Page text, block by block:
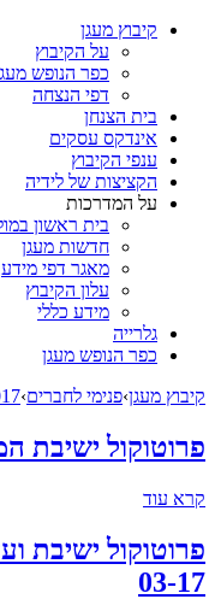
קיבוץ מעגן
על הקיבוץ
כפר הנופש
דפי הנצחה
בית הצנחן
אינדקס עסקים
ענפי הקיבוץ
הקציצות של לידיה
על המדרכות
בית ראשון
חדשות מעגן
מאגר דפי מידע
עלון הקיבוץ
מידע כללי
גלרייה
כפר הנופש מעגן
קיבוץ מעגן›פנימי לחברים›
פרוטוקול ישיבת
קרא עוד
פרוטוקול ישיבת
03-17